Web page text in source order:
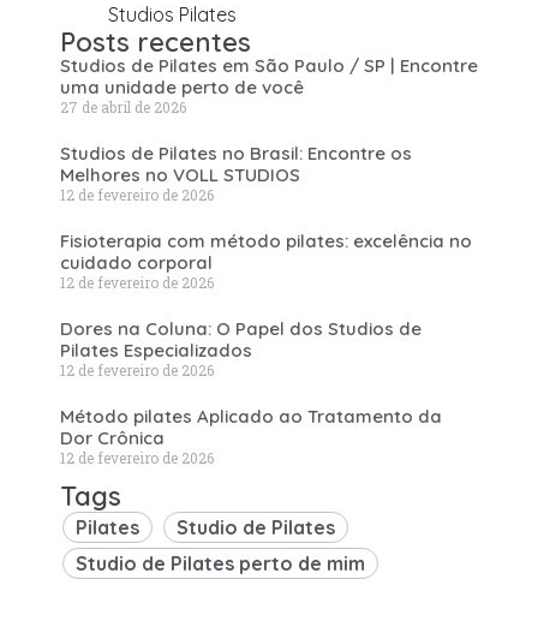
Studios Pilates
Posts recentes
Studios de Pilates em São Paulo / SP | Encontre
uma unidade perto de você
27 de abril de 2026
Studios de Pilates no Brasil: Encontre os
Melhores no VOLL STUDIOS
12 de fevereiro de 2026
Fisioterapia com método pilates: excelência no
cuidado corporal
12 de fevereiro de 2026
Dores na Coluna: O Papel dos Studios de
Pilates Especializados
12 de fevereiro de 2026
Método pilates Aplicado ao Tratamento da
Dor Crônica
12 de fevereiro de 2026
Tags
Pilates
Studio de Pilates
Studio de Pilates perto de mim